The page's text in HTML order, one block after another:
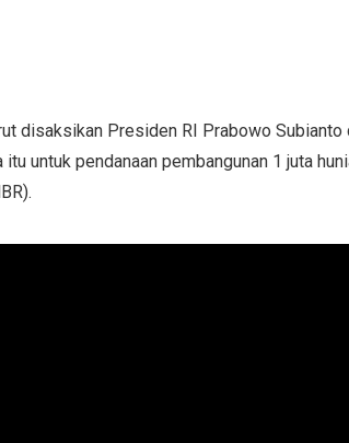
disaksikan Presiden RI Prabowo
untuk pendanaan pembangunan 1 juta